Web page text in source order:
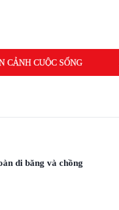
CẢNH CUỘC SỐNG
di băng và chồng